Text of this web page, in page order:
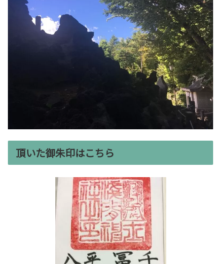
頂いた御朱印はこちら